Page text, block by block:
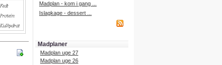
Madplan - kom i gang ...
Islagkage - dessert ...
Madplaner
Madplan uge 27
Madplan uge 26